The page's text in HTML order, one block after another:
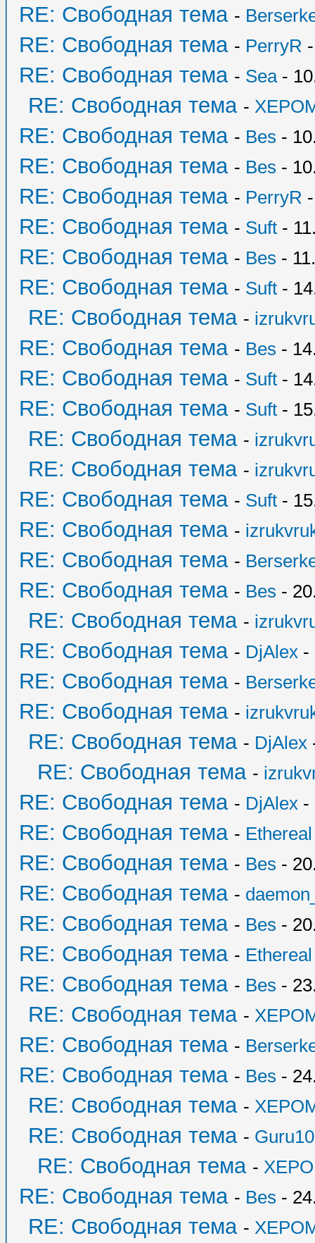
RE: Свободная тема -
RE: Свободная тема - PerryR
RE: Свободная тема - Sea-
RE: Свободная тема -
RE: Свободная тема - Bes -
RE: Свободная тема - Bes -
RE: Свободная тема - PerryR
RE: Свободная тема - Suft -
RE: Свободная тема - Bes -
RE: Свободная тема - Suft -
RE: Свободная тема -
RE: Свободная тема - Bes -
RE: Свободная тема - Suft -
RE: Свободная тема - Suft -
RE: Свободная тема -
RE: Свободная тема -
RE: Свободная тема - Suft -
RE: Свободная тема -
RE: Свободная тема -
RE: Свободная тема - Bes -
RE: Свободная тема -
RE: Свободная тема - DjAlex -
RE: Свободная тема -
RE: Свободная тема -
RE: Свободная тема - DjAlex
RE: Свободная тема -
RE: Свободная тема - DjAlex -
RE: Свободная тема - Ethereal
RE: Свободная тема - Bes -
RE: Свободная тема -
RE: Свободная тема - Bes -
RE: Свободная тема - Ethereal
RE: Свободная тема - Bes -
RE: Свободная тема -
RE: Свободная тема -
RE: Свободная тема - Bes -
RE: Свободная тема -
RE: Свободная тема -
RE: Свободная тема -
RE: Свободная тема - Bes -
RE: Свободная тема -